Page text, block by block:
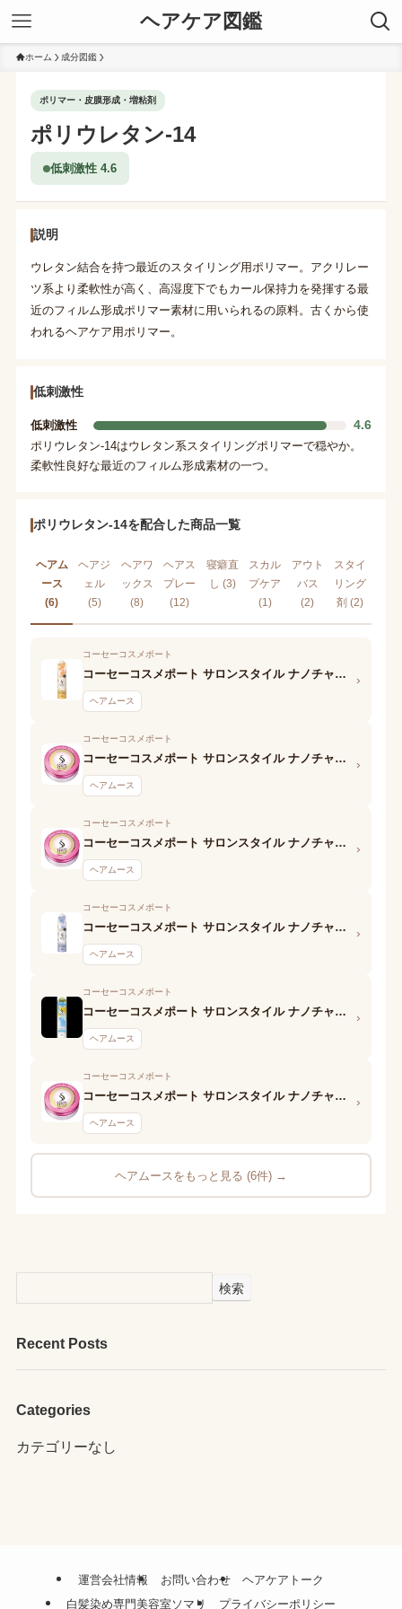
ヘアケア図鑑
ホーム 成分図鑑
ポリマー・皮膜形成・増粘剤
ポリウレタン-14
低刺激性 4.6
説明
ウレタン結合を持つ最近のスタイリング用ポリマー。アクリレー
ツ系より柔軟性が高く、高湿度下でもカール保持力を発揮する最
近のフィルム形成ポリマー素材に用いられるの原料。古くから使
われるヘアケア用ポリマー。
低刺激性
低刺激性 4.6
ポリウレタン-14はウレタン系スタイリングポリマーで穏やか。
柔軟性良好な最近のフィルム形成素材の一つ。
ポリウレタン-14を配合した商品一覧
ヘアム
ース
(6)
ヘアジ
ェル
(5)
ヘアワ
ックス
(8)
ヘアス
プレー
(12)
寝癖直
し (3)
スカル
プケア
(1)
アウト
バス
(2)
スタイ
リング
剤 (2)
コーセーコスメポート
コーセーコスメポート サロンスタイル ナノチャージ スタイリングムース(ナチュラルウェービー)
ヘアムース
›
コーセーコスメポート
コーセーコスメポート サロンスタイル ナノチャージ スタイリングムース(スーパーハード)
ヘアムース
›
コーセーコスメポート
コーセーコスメポート サロンスタイル ナノチャージ スタイリングムース(しっとりレイヤー)
ヘアムース
›
コーセーコスメポート
コーセーコスメポート サロンスタイル ナノチャージ スタイリングムース(さらさらストレート)
ヘアムース
›
コーセーコスメポート
コーセーコスメポート サロンスタイル ナノチャージ スタイリングムース(くっきりウェービー)
ヘアムース
›
コーセーコスメポート
コーセーコスメポート サロンスタイル ナノチャージ スタイリングムース(ウェットスタイル)
ヘアムース
›
ヘアムースをもっと見る (6件) →
検索
Recent Posts
Categories
カテゴリーなし
運営会社情報 お問い合わせ
ヘアケアトーク
白髪染め専門美容室ソマリ
プライバシーポリシー